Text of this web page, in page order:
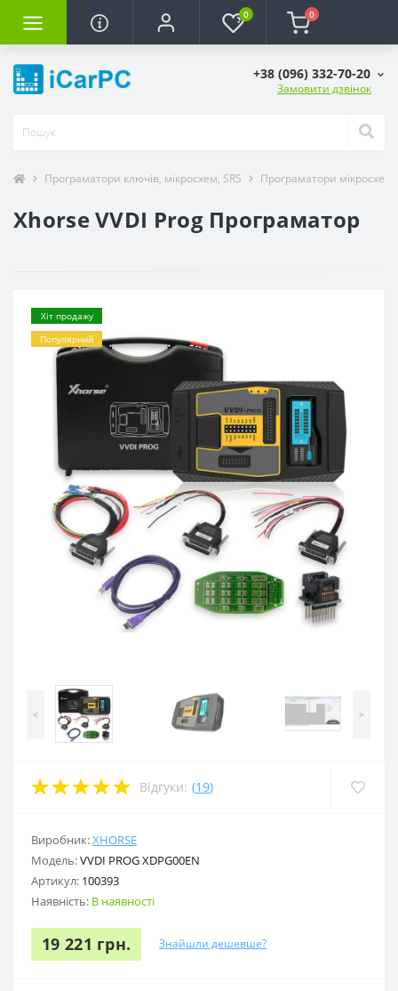
0 0
+38 (096) 332-70-20
Замовити дзвінок
Програматори ключів, мікросхем, SRS Програматори мікросхем,
Xhorse VVDI Prog Програматор
Хіт продажу
Популярний
< >
Відгуки: (19)
Виробник:XHORSE
Модель:VVDI PROG XDPG00EN
Артикул: 100393
Наявність: В наявності
19 221 грн. Знайшли дешевше?